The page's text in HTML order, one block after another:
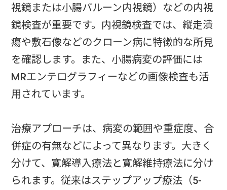
視鏡または小腸バルーン内視鏡）などの内視
鏡検査が重要です。内視鏡検査では、縦走潰
瘍や敷石像などのクローン病に特徴的な所見
を確認します。また、小腸病変の評価には
MRエンテログラフィーなどの画像検査も活
用されています。
治療アプローチは、病変の範囲や重症度、合
併症の有無などによって異なります。大きく
分けて、寛解導入療法と寛解維持療法に分け
られます。従来はステップアップ療法（5-